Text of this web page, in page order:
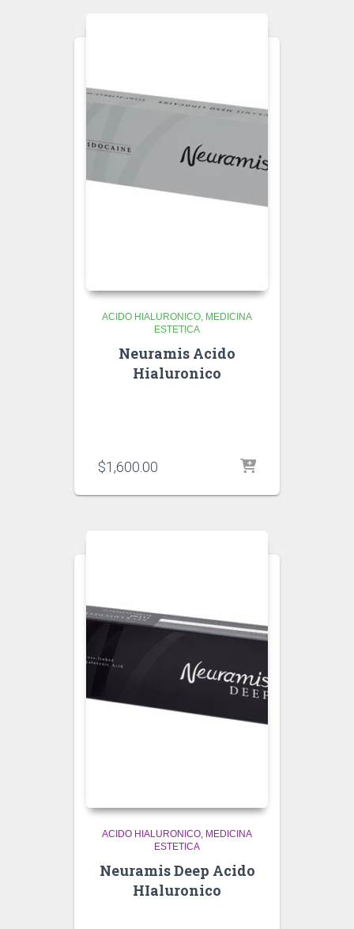
ACIDO HIALURONICO MEDICINA
ESTETICA
Neuramis Acido
Hialuronico
$1,600.00
ACIDO HIALURONICO MEDICINA
ESTETICA
Neuramis Deep Acido
HIaluronico